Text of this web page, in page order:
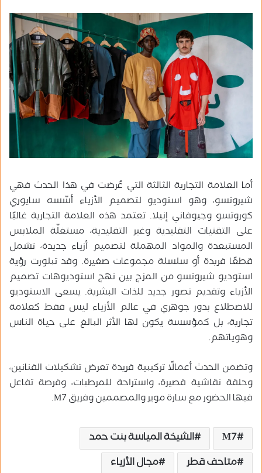
أما العلامة التجارية الثالثة التي عُرضت في هذا الحدث فهي
شيروتسو، وهو استوديو لتصميم الأزياء أسّسه سايوري
كوروتسو وجيوفاني إنيلا. تعتمد هذه العلامة التجارية غالبًا
على التقنيات التقليدية وغير التقليدية، مستغلّة الملابس
المستبعدة والمواد المهملة لتصميم أزياء جديدة، تشمل
قطعًا فريدة أو سلسلة مجموعات صغيرة. وقد تبلورت رؤية
استوديو شيروتسو من المزج بين نهج استوديوهات تصميم
الأزياء وتقديم تصور جديد للذات البشرية. يسعى الاستوديو
للاضطلاع بدور جوهري في عالم الأزياء ليس فقط كعلامة
تجارية، بل كمؤسسة يكون لها الأثر البالغ على حياة الناس
وهوياتهم.
وتضمن الحدث أعمالًا تركيبية فريدة تعرض تشكيلات الفنانين،
وحلقة نقاشية قصيرة، واستراحة للمرطبات، وفرصة تفاعل
فيها الحضور مع سارة موير والمصممين وفريق M7.
M7
الشيخة المياسة بنت حمد
متاحف قطر
مجال الأزياء